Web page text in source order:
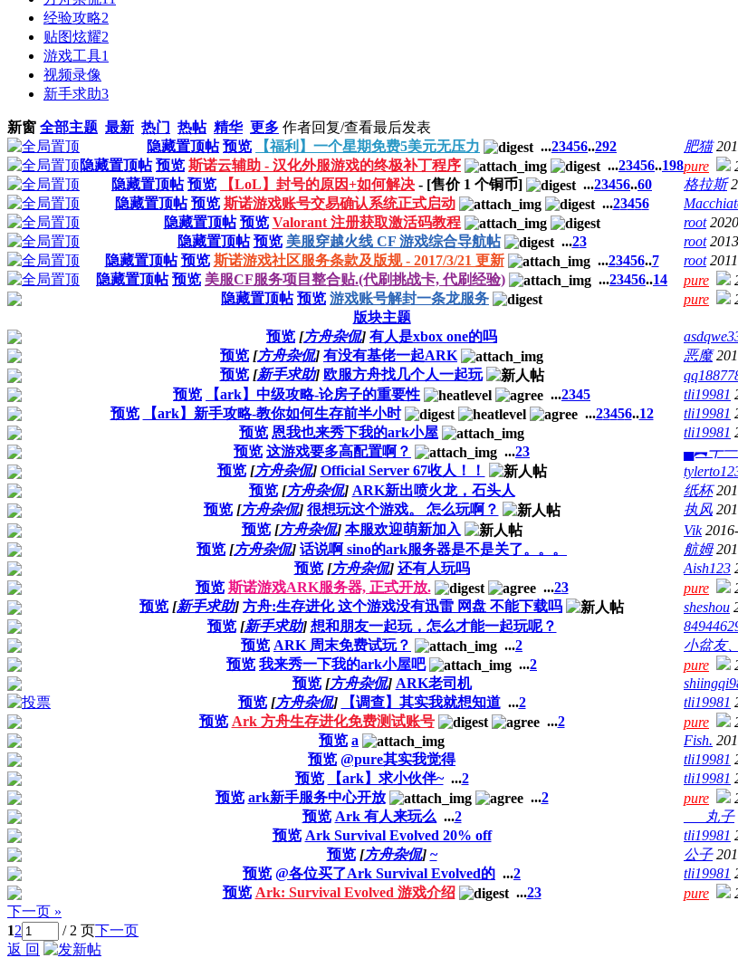
经验攻略2
贴图炫耀2
游戏工具1
视频录像
新手求助3
新窗 全部主题 最新 热门 热帖 精华 更多 作者回复/查看最后发表
隐藏置顶帖 预览 【福利】一个星期免费5美元无压力 ...23456..292 肥猫
隐藏置顶帖 预览 斯诺云辅助 - 汉化外服游戏的终极补丁程序 ...23456..198pure
隐藏置顶帖 预览 【LoL】封号的原因+如何解决 - [售价 1 个铜币] ...23456..60 格拉斯
隐藏置顶帖 预览 斯诺游戏账号交易确认系统正式启动 ...23456
隐藏置顶帖 预览 Valorant 注册获取激活码教程 root
隐藏置顶帖 预览 美服穿越火线 CF 游戏综合导航帖 ...23 root
隐藏置顶帖 预览 斯诺游戏社区服务条款及版规 - 2017/3/21 更新 ...23456..7 root
隐藏置顶帖 预览 美服CF服务项目整合贴.(代刷挑战卡, 代刷经验) ...23456..14 pure
隐藏置顶帖 预览 游戏账号解封一条龙服务 pure
版块主题
预览 [方舟杂侃] 有人是xbox one的吗
预览 [方舟杂侃] 有没有基佬一起ARK 恶魔
预览 [新手求助] 欧服方舟找几个人一起玩
预览
【ark】中级攻略-论房子的重要性 ...2345 tli19981
预览
【ark】新手攻略-教你如何生存前半小时 ...23456..12 tli19981
预览 恩我也来秀下我的ark小屋 tli19981
预览 这游戏要多高配置啊？ ...23 ▄︻┳一
预览 [方舟杂侃] Official Server 67收人！！
预览 [方舟杂侃] ARK新出喷火龙，石头人 纸杯
预览 [方舟杂侃] 很想玩这个游戏。 怎么玩啊？ 执风
预览 [方舟杂侃] 本服欢迎萌新加入 Vik
预览 [方舟杂侃] 话说啊 sino的ark服务器是不是关了。。。 航姆
预览 [方舟杂侃] 还有人玩吗 Aish123
预览 斯诺游戏ARK服务器, 正式开放. ...23 pure
预览 [新手求助] 方舟:生存进化 这个游戏没有迅雷 网盘 不能下载吗 sheshou
预览 [新手求助] 想和朋友一起玩，怎么才能一起玩呢？
预览 ARK 周末免费试玩？ ...2 小盆友、
预览 我来秀一下我的ark小屋吧 ...2 pure
预览 [方舟杂侃] ARK老司机
预览 [方舟杂侃] 【调查】其实我就想知道 ...2 tli19981
预览 Ark 方舟生存进化免费测试账号 ...2 pure
预览 a Fish.
预览 @pure其实我觉得 tli19981
预览
【ark】求小伙伴~ ...2 tli19981
预览 ark新手服务中心开放 ...2 pure
预览 Ark 有人来玩么 ...2 ___丸子
预览 Ark Survival Evolved 20% off tli19981
预览 [方舟杂侃] ~ 公子
预览 @各位买了Ark Survival Evolved的 ...2 tli19981
预览 Ark: Survival Evolved 游戏介绍 ...23 pure
下一页 »
12 / 2 页下一页
返 回